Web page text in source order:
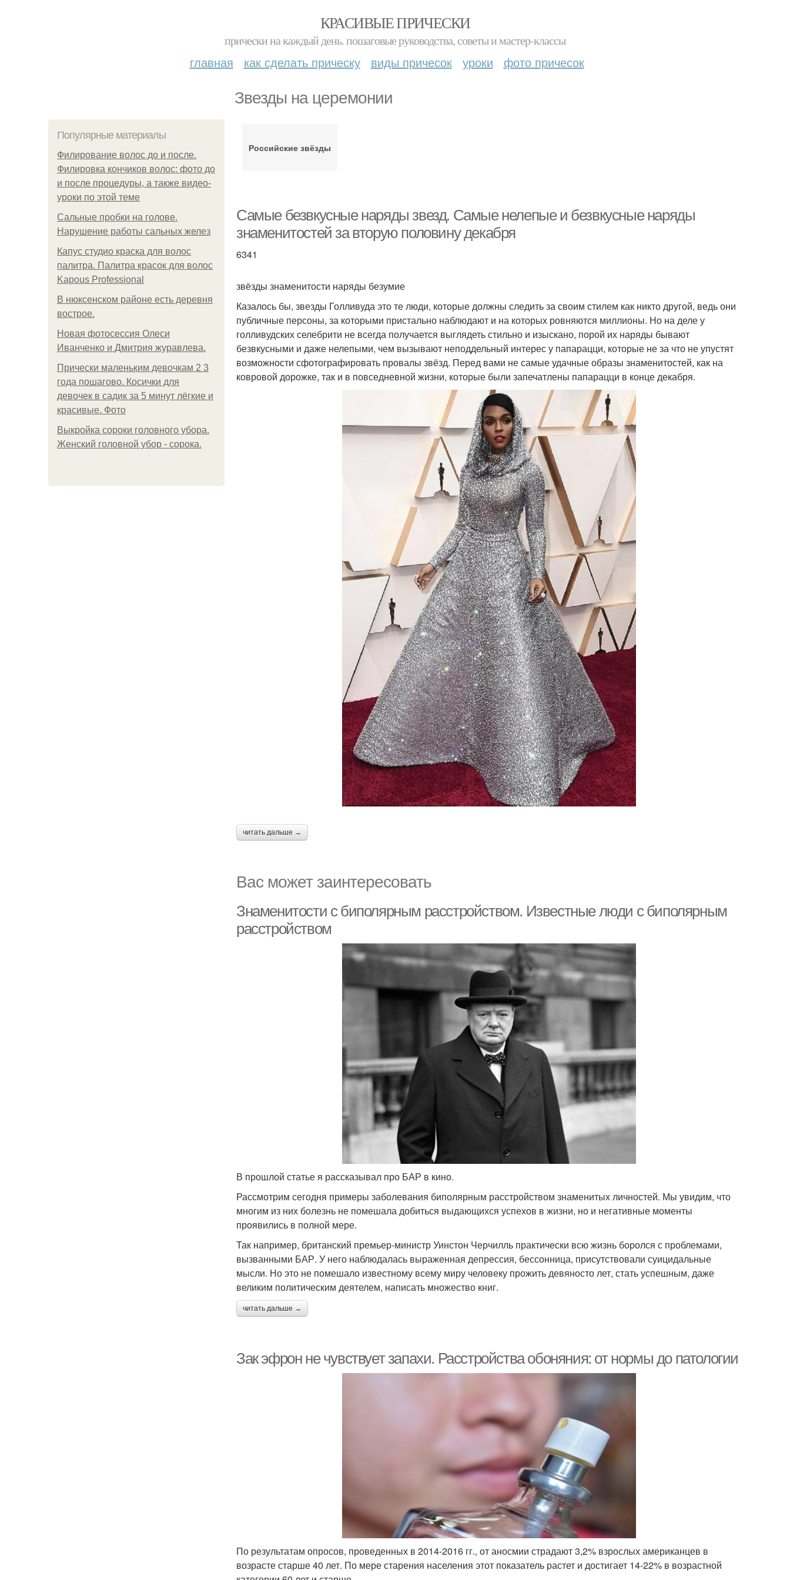
КРАСИВЫЕ ПРИЧЕСКИ
прически на каждый день. пошаговые руководства, советы и мастер-классы
главная как сделать прическу виды причесок уроки фото причесок
Звезды на церемонии
Популярные материалы
Филирование волос до и после.
Филировка кончиков волос: фото до
и после процедуры, а также видео-
уроки по этой теме
Сальные пробки на голове.
Нарушение работы сальных желез
Капус студио краска для волос
палитра. Палитра красок для волос
Kapous Professional
В нюксенском районе есть деревня
вострое.
Новая фотосессия Олеси
Иванченко и Дмитрия журавлева.
Прически маленьким девочкам 2 3
года пошагово. Косички для
девочек в садик за 5 минут лёгкие и
красивые. Фото
Выкройка сороки головного убора.
Женский головной убор - сорока.
Российские звёзды
Самые безвкусные наряды звезд. Самые нелепые и безвкусные наряды
знаменитостей за вторую половину декабря
6341
звёзды знаменитости наряды безумие
Казалось бы, звезды Голливуда это те люди, которые должны следить за своим стилем как никто другой, ведь они
публичные персоны, за которыми пристально наблюдают и на которых ровняются миллионы. Но на деле у
голливудских селебрити не всегда получается выглядеть стильно и изыскано, порой их наряды бывают
безвкусными и даже нелепыми, чем вызывают неподдельный интерес у папарацци, которые не за что не упустят
возможности сфотографировать провалы звёзд. Перед вами не самые удачные образы знаменитостей, как на
ковровой дорожке, так и в повседневной жизни, которые были запечатлены папарацци в конце декабря.
читать дальше →
Вас может заинтересовать
Знаменитости с биполярным расстройством. Известные люди с биполярным
расстройством
В прошлой статье я рассказывал про БАР в кино.
Рассмотрим сегодня примеры заболевания биполярным расстройством знаменитых личностей. Мы увидим, что
многим из них болезнь не помешала добиться выдающихся успехов в жизни, но и негативные моменты
проявились в полной мере.
Так например, британский премьер-министр Уинстон Черчилль практически всю жизнь боролся с проблемами,
вызванными БАР. У него наблюдалась выраженная депрессия, бессонница, присутствовали суицидальные
мысли. Но это не помешало известному всему миру человеку прожить девяносто лет, стать успешным, даже
великим политическим деятелем, написать множество книг.
читать дальше →
Зак эфрон не чувствует запахи. Расстройства обоняния: от нормы до патологии
По результатам опросов, проведенных в 2014-2016 гг., от аносмии страдают 3,2% взрослых американцев в
возрасте старше 40 лет. По мере старения населения этот показатель растет и достигает 14-22% в возрастной